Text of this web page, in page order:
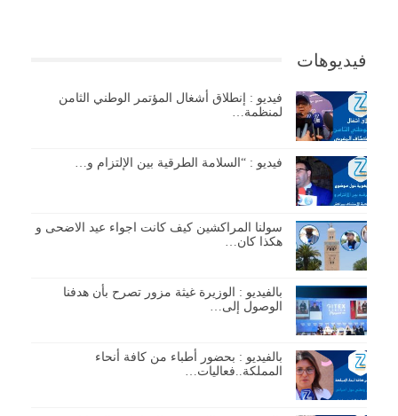
فيديوهات
فيديو : إنطلاق أشغال المؤتمر الوطني الثامن
لمنظمة…
فيديو : “السلامة الطرقية بين الإلتزام و…
سولنا المراكشين كيف كانت اجواء عيد الاضحى و
هكذا كان…
بالفيديو : الوزيرة غيثة مزور تصرح بأن هدفنا
الوصول إلى…
بالفيديو : بحضور أطباء من كافة أنحاء
المملكة..فعاليات…